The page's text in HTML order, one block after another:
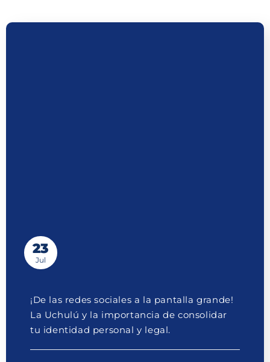
23
Jul
¡De las redes sociales a la pantalla grande!
La Uchulú y la importancia de consolidar
tu identidad personal y legal.